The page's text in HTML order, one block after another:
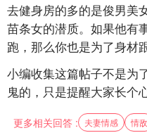
去健身房的多的是俊男美
苗条女的潜质。如果他有
跑，那么你也是为了身材
小编收集这篇帖子不是为
鬼的，只是提醒大家长个
更多相关回答 : 夫妻情感 情敌